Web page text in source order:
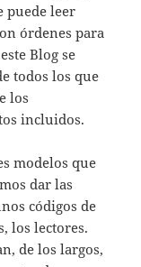
puede leer
órdenes para
Blog se
todos los que
los
incluidos.
modelos que
dar las
códigos de
los lectores.
de los largos,